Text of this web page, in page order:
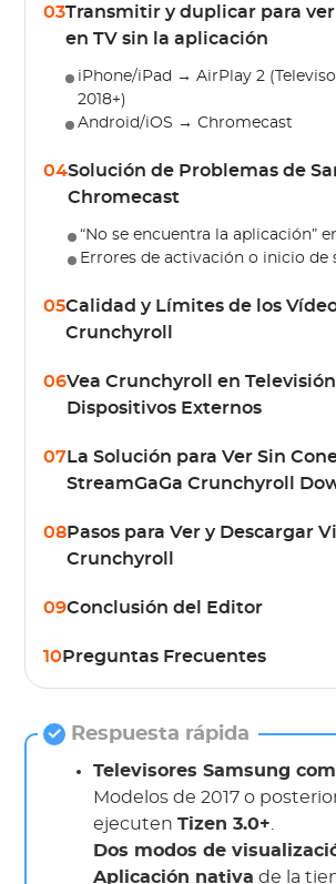
03Transmitir y duplicar para ver
en TV sin la aplicación
iPhone/iPad → AirPlay 2
2018+)
Android/iOS → Chromecast
04Solución de Problemas de
Chromecast
“No se encuentra la aplicación”
Errores de activación o inicio de
05Calidad y Límites de los
Crunchyroll
06Vea Crunchyroll en
Dispositivos Externos
07La Solución para Ver Sin
StreamGaGa Crunchyroll
08Pasos para Ver y Descargar
Crunchyroll
09Conclusión del Editor
10 Preguntas Frecuentes
Respuesta rápida
Televisores Samsung
Modelos de 2017 o
ejecutenTizen 3.0+
Dos modos de
Aplicación nativa de la